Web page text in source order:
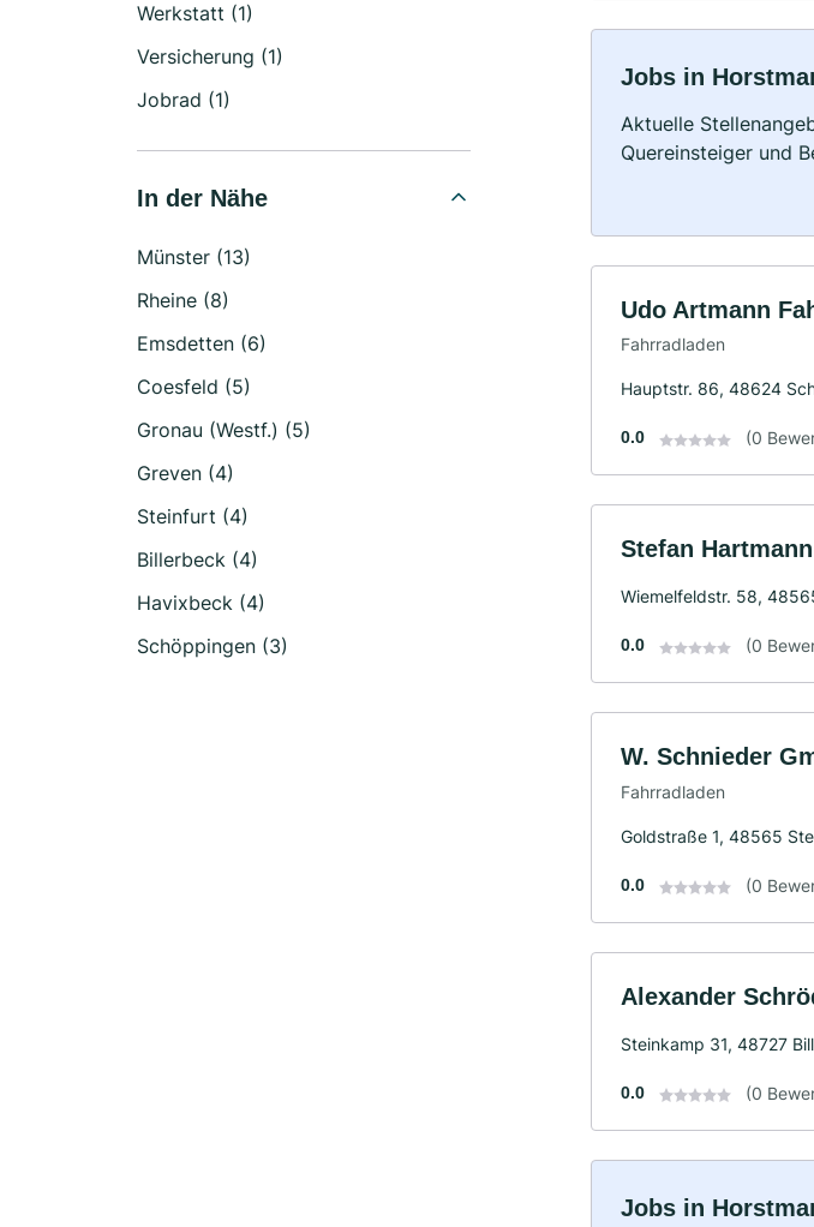
Werkstatt (1)
Versicherung (1)
Jobrad (1)
In der Nähe
Münster (13)
Rheine (8)
Emsdetten (6)
Coesfeld (5)
Gronau (Westf.) (5)
Greven (4)
Steinfurt (4)
Billerbeck (4)
Havixbeck (4)
Schöppingen (3)
Jobs in
Aktuelle
Quereinsteiger und
Udo Artmann
Fahrradladen
Hauptstr. 86, 48624
0.0 (0
Stefan
Wiemelfeldstr. 58,
0.0 (0
W. Schnieder
Fahrradladen
Goldstraße 1, 48565
0.0 (0
Alexander
Steinkamp 31, 48727
0.0 (0
Jobs in